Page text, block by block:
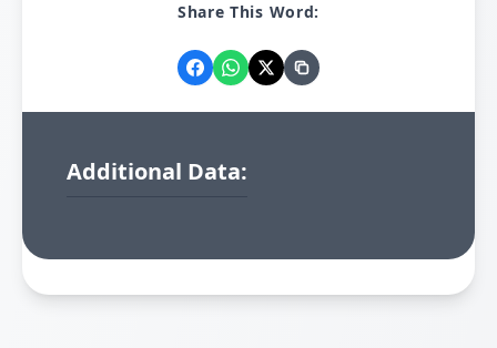
Share This Word:
Additional Data: